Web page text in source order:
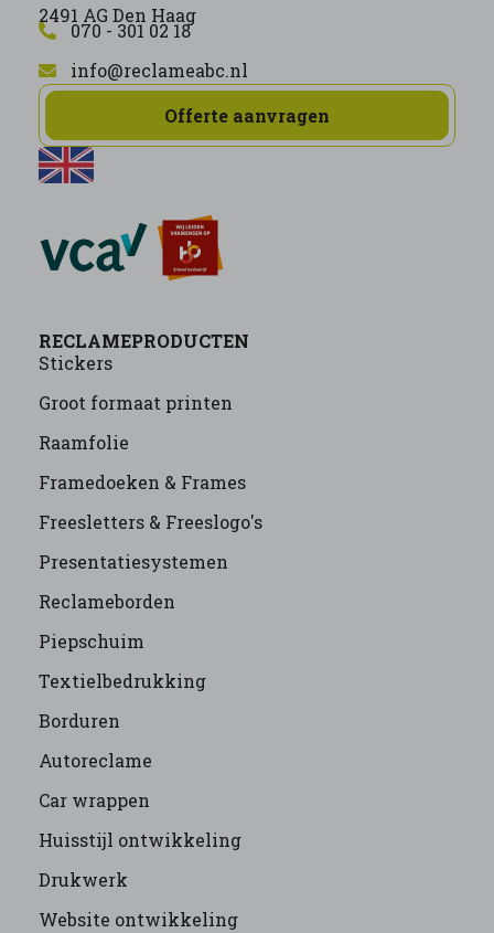
2491 AG Den Haag
070 - 301 02 18
info@reclameabc.nl
Offerte aanvragen
RECLAMEPRODUCTEN
Stickers
Groot formaat printen
Raamfolie
Framedoeken & Frames
Freesletters & Freeslogo's
Presentatiesystemen
Reclameborden
Piepschuim
Textielbedrukking
Borduren
Autoreclame
Car wrappen
Huisstijl ontwikkeling
Drukwerk
Website ontwikkeling